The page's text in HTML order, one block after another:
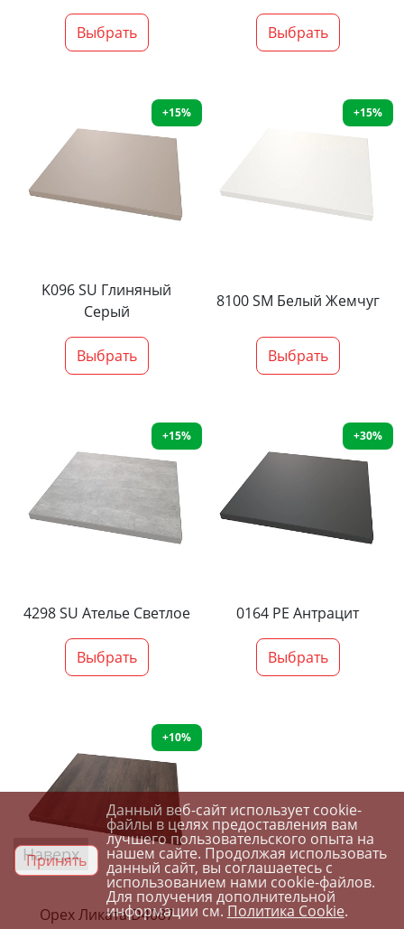
Выбрать Выбрать
+15%
K096 SU Глиняный
Серый
Выбрать
+15%
8100 SM Белый Жемчуг
Выбрать
+15%
4298 SU Ателье Светлое
Выбрать
+30%
0164 PE Антрацит
Выбрать
+10%
Орех Ликата D4087
Наверх
Принять
Данный веб-сайт использует cookie-
файлы в целях предоставления вам
лучшего пользовательского опыта на
нашем сайте. Продолжая использовать
данный сайт, вы соглашаетесь с
использованием нами cookie-файлов.
Для получения дополнительной
информации см.Политика Cookie.